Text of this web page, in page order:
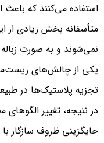
استفاده می‌کنند که
متأسفانه بخش زیادی از
نمی‌شوند و به صورت
یکی از چالش‌های
تجزیه پلاستیک‌ها در
در نتیجه، تغییر
جایگزینی ظروف سازگار